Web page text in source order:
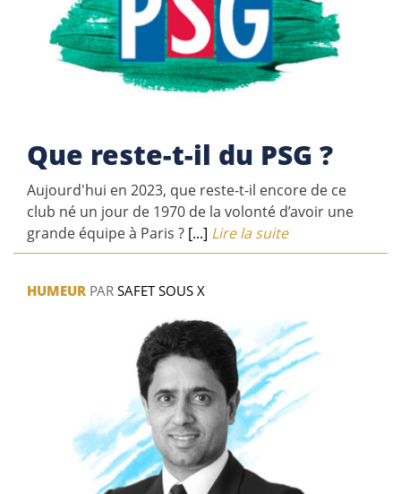
Que reste-t-il du PSG ?
Aujourd'hui en 2023, que reste-t-il encore de ce
club né un jour de 1970 de la volonté d’avoir une
grande équipe à Paris ? [...] Lire la suite
HUMEUR PAR SAFET SOUS X